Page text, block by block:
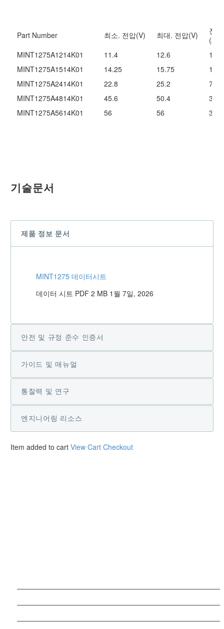
Part Number 최소. 전압(V) 최대. 전압(V)
전류
(A)
MINT1275A1214K01
11.4 12.6
15
MINT1275A1514K01
14.25 15.75
12
MINT1275A2414K01
22.8 25.2
7.5
MINT1275A4814K01
45.6 50.4
3.75
MINT1275A5614K01
56 56 3.21
기술문서
제품 정보 문서
MINT1275 데이터시트
데이터 시트 PDF 2 MB 1월 7일, 2026
안전 및 규정 준수 인증서
가이드 및 매뉴얼
통찰력 및 연구
엔지니어링 리소스
Item added to cart View Cart Checkout